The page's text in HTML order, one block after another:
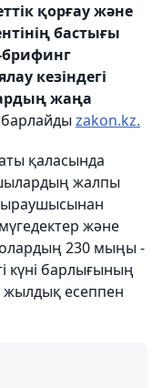
қорғау және
бастығы
кезіндегі
жаңа
zakon.kz.
қаласында
жалпы
және
230 мыңы -
күні барлығының
есеппен